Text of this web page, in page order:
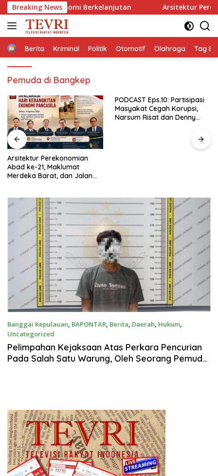
Langsung
ke
konten
Breaking News
Ekonomi Berkelanjutan Arsitektur Perekonomian
HomeBerita Kriminal Politik Otomotif Olahraga Tag
Pemuda di Bangkep
PODCAST Eps.10: Partisipasi
Masyakat Cegah Korupsi,
Narsum Risat dan Denny
Susanto.SH
Banggai Kepulauan, BAPONTAR, Berita, Daerah, Hukum,
Uncategorized
Agustus 13, 2025
Pelimpahan Kejaksaan Atas Perkara Pencurian
Pada Salah Satu Warung, Oleh Seorang Pemuda